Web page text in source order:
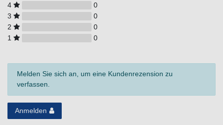
4
0
3
0
2
0
1
0
Melden Sie sich an, um eine Kundenrezension zu
verfassen.
Anmelden